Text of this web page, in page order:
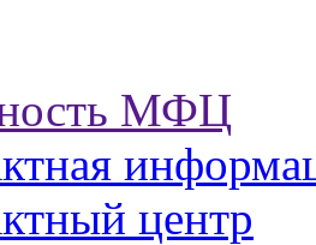
МФЦ
центр